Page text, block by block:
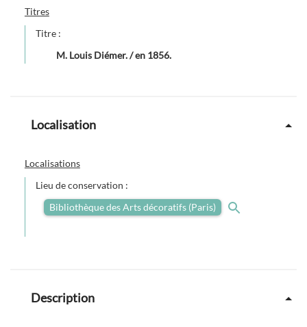
Titres
Titre :
M. Louis Diémer. / en 1856.
Localisation
Localisations
Lieu de conservation :
Bibliothèque des Arts décoratifs (Paris)
Description